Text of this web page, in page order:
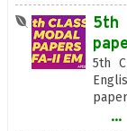
5th
5th
...